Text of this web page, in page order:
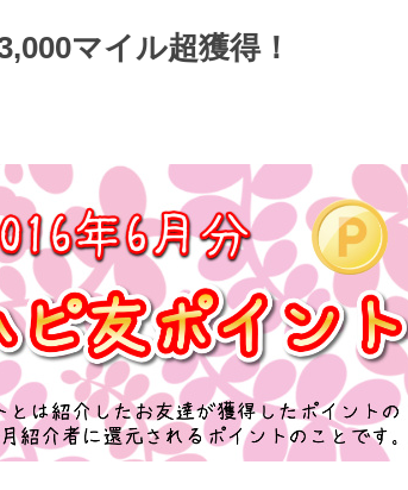
マイル超獲得！